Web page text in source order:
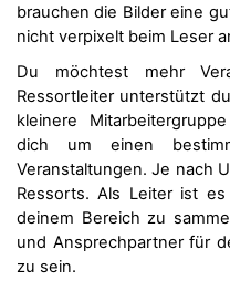
brauchen die Bilder eine
nicht verpixelt beim Leser
Du möchtest mehr
Ressortleiter unterstützt
kleinere
dich um einen
Veranstaltungen. Je nach
Ressorts. Als Leiter ist
deinem Bereich zu
und Ansprechpartner für
zu sein.